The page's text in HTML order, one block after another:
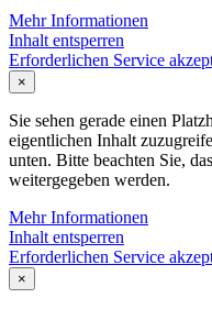
Mehr Informationen
Inhalt entsperren
Erforderlichen Service
×
Sie sehen gerade einen
eigentlichen Inhalt
unten. Bitte beachten Sie,
weitergegeben werden.
Mehr Informationen
Inhalt entsperren
Erforderlichen Service
×